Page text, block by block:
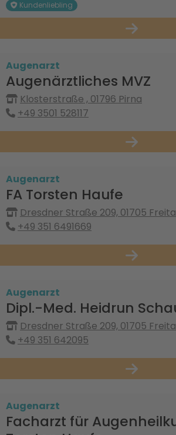
Kundenliebling
Augenarzt
Augenärztliches MVZ
Klosterstraße , 01796 Pirna
+49 3501 528117
Augenarzt
FA Torsten Haufe
Dresdner Straße 209, 01705
+49 351 6491669
Augenarzt
Dipl.-Med. Heidrun
Dresdner Straße 209, 01705
+49 351 642095
Augenarzt
Facharzt für